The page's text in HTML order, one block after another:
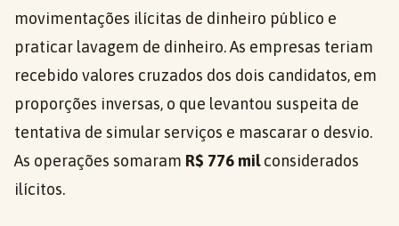
movimentações ilícitas de dinheiro público e
praticar lavagem de dinheiro. As empresas teriam
recebido valores cruzados dos dois candidatos, em
proporções inversas, o que levantou suspeita de
tentativa de simular serviços e mascarar o desvio.
As operações somaram R$ 776 milconsiderados
ilícitos.